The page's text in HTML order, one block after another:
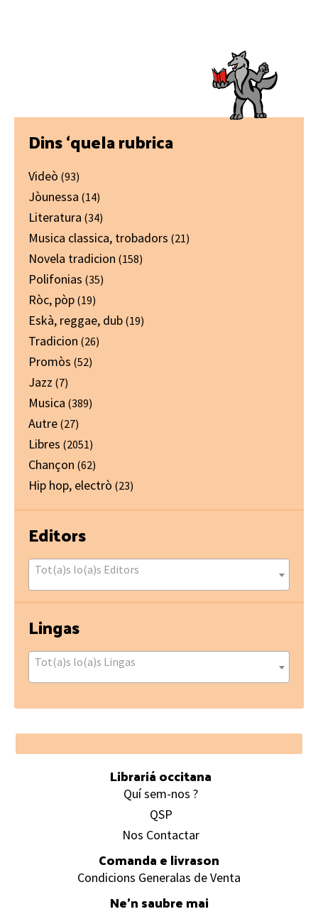
Primary
Sidebar
Dins ‘quela rubrica
Videò (93)
Jòunessa (14)
Literatura (34)
Musica classica, trobadors (21)
Novela tradicion (158)
Polifonias (35)
Ròc, pòp (19)
Eskà, reggae, dub (19)
Tradicion (26)
Promòs (52)
Jazz (7)
Musica (389)
Autre (27)
Libres (2051)
Chançon (62)
Hip hop, electrò (23)
Editors
Tot(a)s lo(a)s Editors
Lingas
Tot(a)s lo(a)s Lingas
Footer
Librariá occitana
Quí sem-nos ?
QSP
Nos Contactar
Comanda e livrason
Condicions Generalas de Venta
Ne’n saubre mai